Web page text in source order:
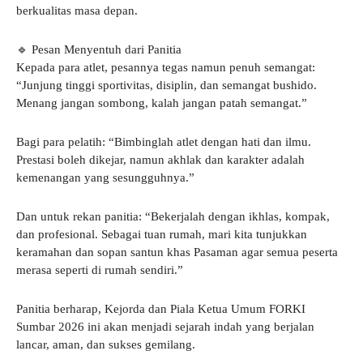
berkualitas masa depan.
🔹 Pesan Menyentuh dari Panitia
Kepada para atlet, pesannya tegas namun penuh semangat:
“Junjung tinggi sportivitas, disiplin, dan semangat bushido.
Menang jangan sombong, kalah jangan patah semangat.”
Bagi para pelatih: “Bimbinglah atlet dengan hati dan ilmu.
Prestasi boleh dikejar, namun akhlak dan karakter adalah
kemenangan yang sesungguhnya.”
Dan untuk rekan panitia: “Bekerjalah dengan ikhlas, kompak,
dan profesional. Sebagai tuan rumah, mari kita tunjukkan
keramahan dan sopan santun khas Pasaman agar semua peserta
merasa seperti di rumah sendiri.”
Panitia berharap, Kejorda dan Piala Ketua Umum FORKI
Sumbar 2026 ini akan menjadi sejarah indah yang berjalan
lancar, aman, dan sukses gemilang.